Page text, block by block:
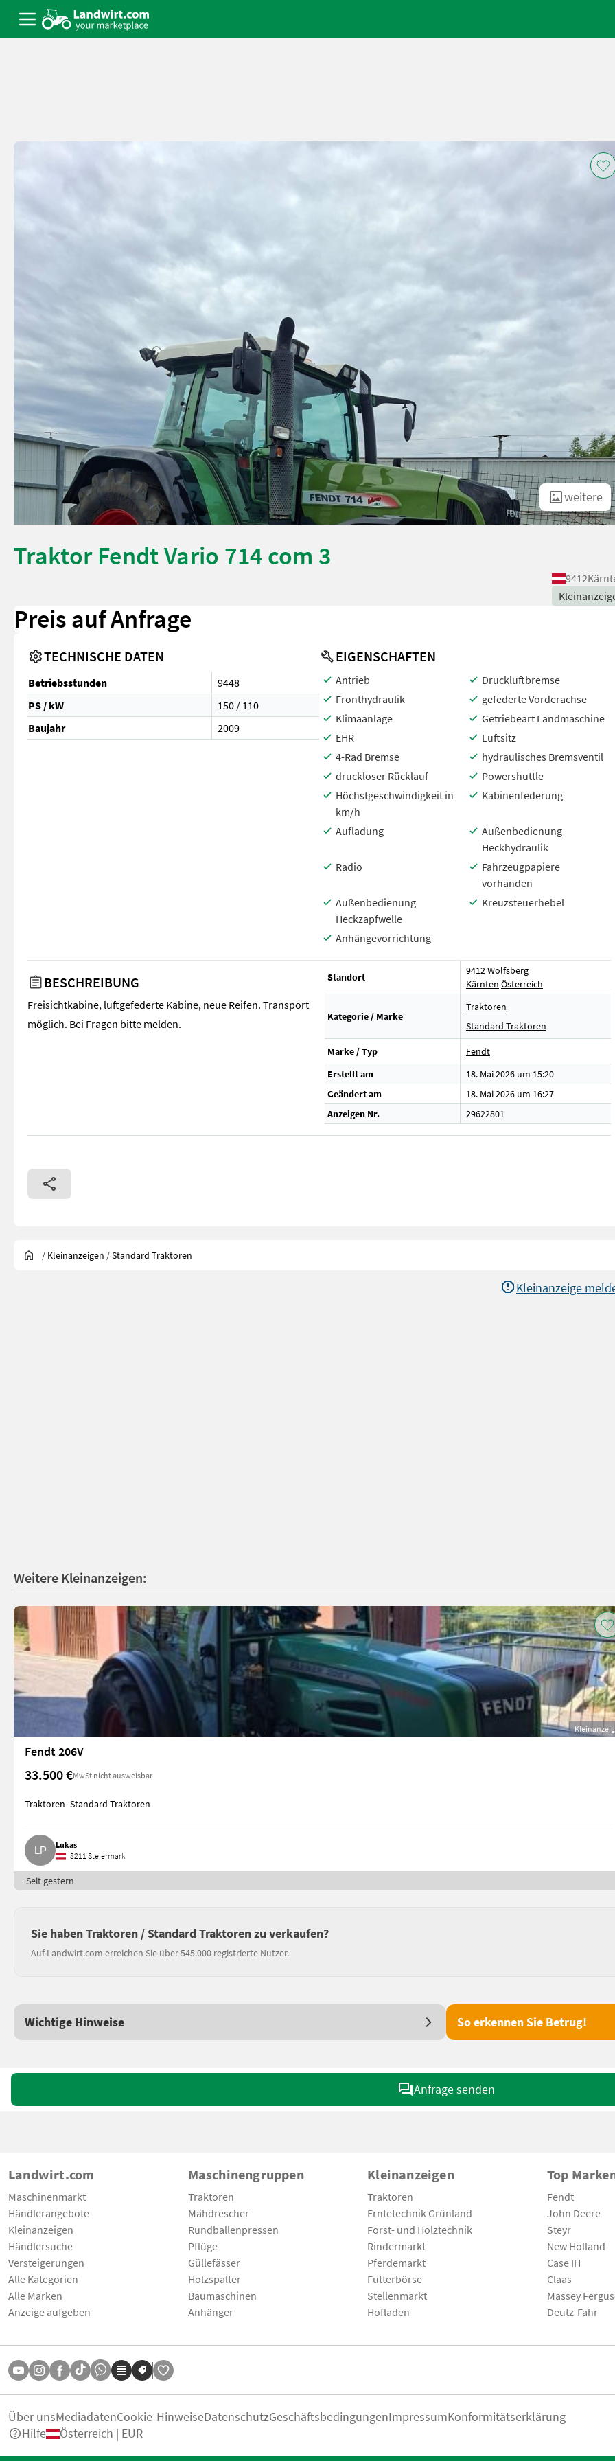
weitere
Traktor Fendt Vario 714 com 3
9412
Preis auf Anfrage
TECHNISCHE DATEN
Betriebsstunden
9448
PS / kW
150 / 110
Baujahr
2009
EIGENSCHAFTEN
Antrieb
Druckluftbremse
Fronthydraulik
gefederte Vorderachse
Klimaanlage
Getriebeart Landmaschine
EHR
Luftsitz
4-Rad Bremse
hydraulisches Bremsventil
druckloser Rücklauf
Powershuttle
Höchstgeschwindigkeit in
km/h
Kabinenfederung
Aufladung
Außenbedienung
Heckhydraulik
Radio
Fahrzeugpapiere
vorhanden
Außenbedienung
Heckzapfwelle
Kreuzsteuerhebel
Anhängevorrichtung
BESCHREIBUNG
Freisichtkabine, luftgefederte Kabine, neue Reifen. Transport
möglich. Bei Fragen bitte melden.
Standort
9412 Wolfsberg
Kärnten Österreich
Kategorie / Marke
Traktoren
Standard Traktoren
Marke / Typ
Fendt
Erstellt am
18. Mai 2026 um 15:20
Geändert am
18. Mai 2026 um 16:27
Anzeigen Nr.
29622801
/ Kleinanzeigen /Standard Traktoren
Kleinanzeige
Weitere Kleinanzeigen:
Fendt 206V
33.500 €MwSt nicht ausweisbar
Traktoren- Standard Traktoren
Lukas
8211 Steiermark
Seit gestern
Sie haben Traktoren / Standard Traktoren zu verkaufen?
Auf Landwirt.com erreichen Sie über 545.000 registrierte Nutzer.
Wichtige Hinweise So erkennen Sie Betrug!
Anfrage senden
Landwirt.com
Maschinenmarkt
Händlerangebote
Kleinanzeigen
Händlersuche
Versteigerungen
Alle Kategorien
Alle Marken
Anzeige aufgeben
Maschinengruppen
Traktoren
Mähdrescher
Rundballenpressen
Pflüge
Güllefässer
Holzspalter
Baumaschinen
Anhänger
Kleinanzeigen
Traktoren
Erntetechnik Grünland
Forst- und Holztechnik
Rindermarkt
Pferdemarkt
Futterbörse
Stellenmarkt
Hofladen
Top
Fendt
John Deere
Steyr
New Holland
Case IH
Claas
Massey
Deutz-Fahr
Über unsMediadatenCookie-HinweiseDatenschutzGeschäftsbedingungenImpressumKonformitätserklärung
Hilfe
Österreich | EUR